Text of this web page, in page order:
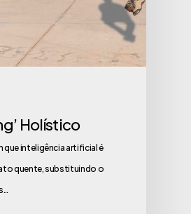
Holístico
que inteligência artificial é
quente, substituindo o